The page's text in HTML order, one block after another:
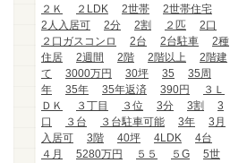
２Ｋ
２LDK 2世帯
2世帯住宅
2人入居可
2分 2割 ２匹
2口
２口ガスコンロ
2台 2台駐車
2種
住居
2週間 2階 2階以上
2階建
て
3000万円 30坪 35
35周
年
35年 35年返済 390円
３Ｌ
ＤＫ
３丁目 ３位 3分 3割
3
口
３台 ３台駐車可能 3年
3月
入居可
3階 40坪 4LDK
4台
４月
5280万円 ５５ ５G
5世